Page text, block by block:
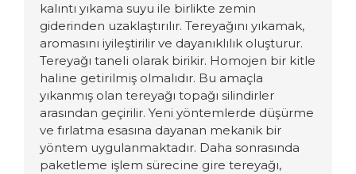
kalıntı yıkama suyu ile birlikte zemin
giderinden uzaklaştırılır. Tereyağını yıkamak,
aromasını iyileştirilir ve dayanıklılık oluşturur.
Tereyağı taneli olarak birikir. Homojen bir kitle
haline getirilmiş olmalıdır. Bu amaçla
yıkanmış olan tereyağı topağı silindirler
arasından geçirilir. Yeni yöntemlerde düşürme
ve fırlatma esasına dayanan mekanik bir
yöntem uygulanmaktadır. Daha sonrasında
paketleme işlem sürecine gire tereyağı,